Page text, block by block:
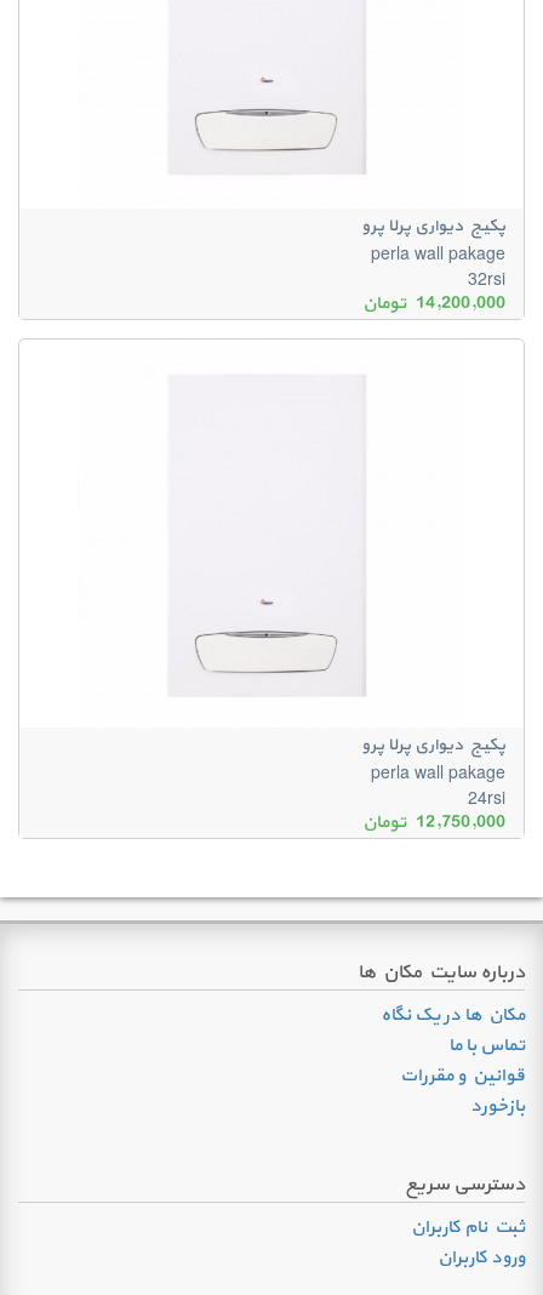
پکیج دیواری پرلا پرو
perla wall pakage
32rsi
14,200,000 تومان
پکیج دیواری پرلا پرو
perla wall pakage
24rsi
12,750,000 تومان
درباره سایت مکان ها
مکان ها در یک نگاه
تماس با ما
قوانین و مقررات
بازخورد
دسترسی سریع
ثبت نام کاربران
ورود کاربران